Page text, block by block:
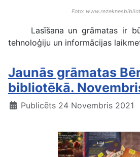
Foto:
Lasīšana un grāmatas ir
tehnoloģiju un informācijas
Jaunās grāmatas
bibliotēkā.
Publicēts 24 Novembris 2021